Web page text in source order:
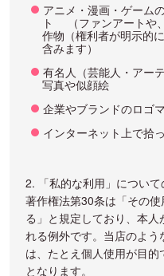
アニメ・漫画・ゲーム
ト （ファンアートや
作物（権利者が明示的
含みます）
有名人（芸能人・アー
写真や似顔絵
企業やブランドのロゴ
インターネット上で拾
2. 「私的な利用」につい
著作権法第30条は「その
る」と規定しており、本
れる例外です。当店のよ
は、たとえ個人使用が目
となります。